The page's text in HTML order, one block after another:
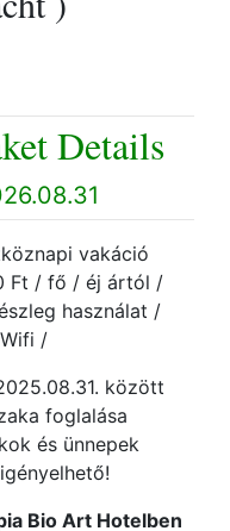
Details
vakáció
Ft / fő / éj ártól /
használat /
/
között
foglalása
és ünnepek
Bio Art Hotelben